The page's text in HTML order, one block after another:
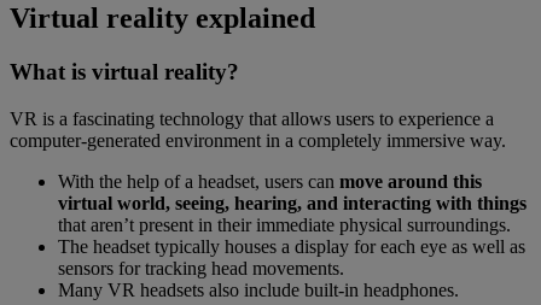
Virtual reality explained
What is virtual reality?
VR is a fascinating technology that allows users to experience a
computer-generated environment in a completely immersive way.
With the help of a headset, users can move around this
virtual world, seeing, hearing, and interacting with things
that aren’t present in their immediate physical surroundings.
The headset typically houses a display for each eye as well as
sensors for tracking head movements.
Many VR headsets also include built-in headphones.